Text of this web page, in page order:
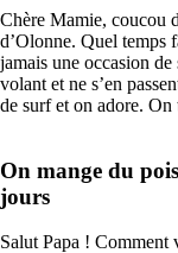
Chère Mamie, coucou
d’Olonne. Quel temps
jamais une occasion
volant et ne s’en
de surf et on adore.
On mange du
jours
Salut Papa ! Comment